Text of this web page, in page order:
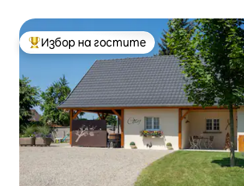
Най-популярен избор на гостите
Избор на гостите